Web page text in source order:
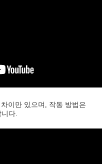
차이만 있으며, 작동 방법은
니다.